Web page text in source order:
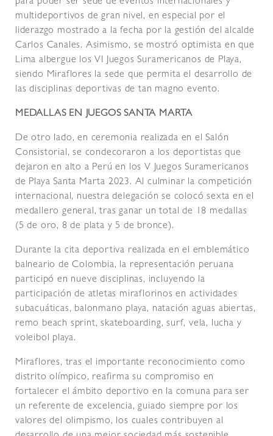
multideportivos de gran nivel, en especial por el
liderazgo mostrado a la fecha por la gestión del alcalde
Carlos Canales. Asimismo, se mostró optimista en que
Lima albergue los VI Juegos Suramericanos de Playa,
siendo Miraflores la sede que permita el desarrollo de
las disciplinas deportivas de tan magno evento.
MEDALLAS EN JUEGOS SANTA MARTA
De otro lado, en ceremonia realizada en el Salón
Consistorial, se condecoraron a los deportistas que
dejaron en alto a Perú en los V Juegos Suramericanos
de Playa Santa Marta 2023. Al culminar la competición
internacional, nuestra delegación se colocó sexta en el
medallero general, tras ganar un total de 18 medallas
(5 de oro, 8 de plata y 5 de bronce).
Durante la cita deportiva realizada en el emblemático
balneario de Colombia, la representación peruana
participó en nueve disciplinas, incluyendo la
participación de atletas miraflorinos en actividades
subacuáticas, balonmano playa, natación aguas abiertas,
remo beach sprint, skateboarding, surf, vela, lucha y
voleibol playa.
Miraflores, tras el importante reconocimiento como
distrito olímpico, reafirma su compromiso en
fortalecer el ámbito deportivo en la comuna para ser
un referente de excelencia, guiado siempre por los
valores del olimpismo, los cuales contribuyen al